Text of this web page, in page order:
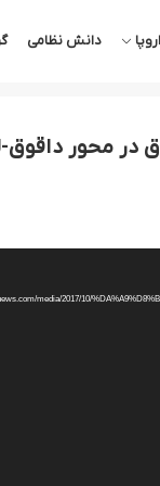
دانش نظامی
محور داقوق-